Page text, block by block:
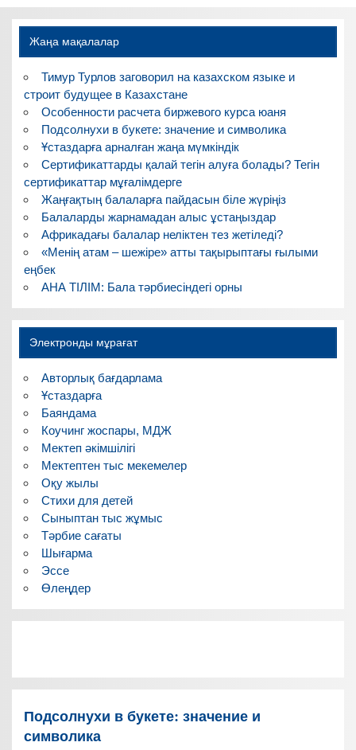
Жаңа мақалалар
Тимур Турлов заговорил на казахском языке и
строит будущее в Казахстане
Особенности расчета биржевого курса юаня
Подсолнухи в букете: значение и символика
Ұстаздарға арналған жаңа мүмкіндік
Сертификаттарды қалай тегін алуға болады? Тегін
сертификаттар мұғалімдерге
Жаңғақтың балаларға пайдасын біле жүріңіз
Балаларды жарнамадан алыс ұстаңыздар
Африкадағы балалар неліктен тез жетіледі?
«Менің атам – шежіре» атты тақырыптағы ғылыми
еңбек
АНА ТІЛІМ: Бала тәрбиесіндегі орны
Электронды мұрағат
Авторлық бағдарлама
Ұстаздарға
Баяндама
Коучинг жоспары, МДЖ
Мектеп әкімшілігі
Мектептен тыс мекемелер
Оқу жылы
Стихи для детей
Сыныптан тыс жұмыс
Тәрбие сағаты
Шығарма
Эссе
Өлеңдер
Подсолнухи в букете: значение и
символика